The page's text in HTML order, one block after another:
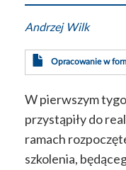
Andrzej Wilk
Opracowanie w
W pierwszym
przystąpiły do
ramach
szkolenia,